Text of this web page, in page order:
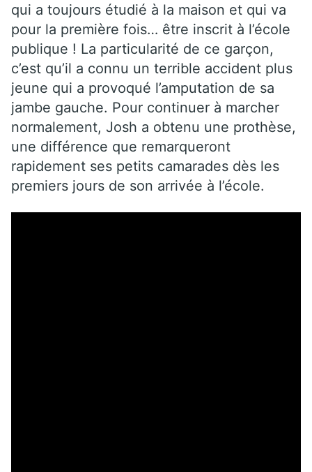
qui a toujours étudié à la maison et qui va
pour la première fois… être inscrit à l’école
publique ! La particularité de ce garçon,
c’est qu’il a connu un terrible accident plus
jeune qui a provoqué l’amputation de sa
jambe gauche. Pour continuer à marcher
normalement, Josh a obtenu une prothèse,
une différence que remarqueront
rapidement ses petits camarades dès les
premiers jours de son arrivée à l’école.